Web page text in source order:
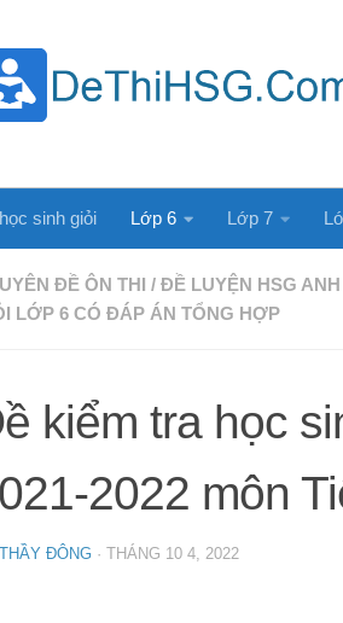
sinh giỏi Lớp 6 Lớp 7
ĐỀ ÔN THI / ĐỀ LUYỆN HSG
LỚP 6 CÓ ĐÁP ÁN TỔNG HỢP
kiểm tra học
2022 môn
THẦY ĐÔNG · THÁNG 10 4, 2022